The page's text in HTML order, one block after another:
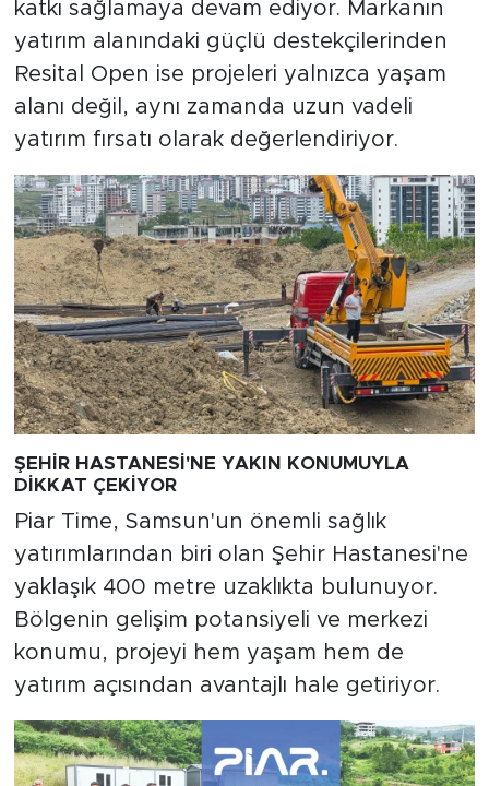
katkı sağlamaya devam ediyor. Markanın
yatırım alanındaki güçlü destekçilerinden
Resital Open ise projeleri yalnızca yaşam
alanı değil, aynı zamanda uzun vadeli
yatırım fırsatı olarak değerlendiriyor.
ŞEHİR HASTANESİ'NE YAKIN KONUMUYLA
DİKKAT ÇEKİYOR
Piar Time, Samsun'un önemli sağlık
yatırımlarından biri olan Şehir Hastanesi'ne
yaklaşık 400 metre uzaklıkta bulunuyor.
Bölgenin gelişim potansiyeli ve merkezi
konumu, projeyi hem yaşam hem de
yatırım açısından avantajlı hale getiriyor.